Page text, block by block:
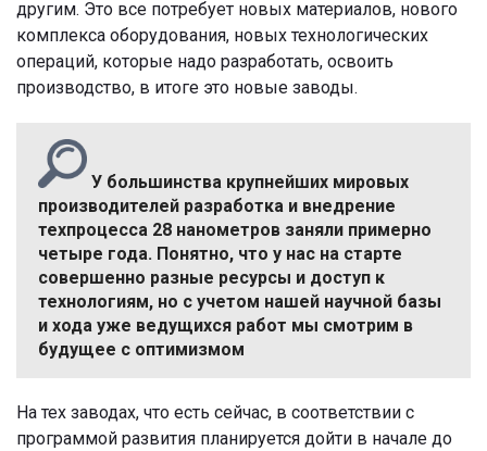
другим. Это все потребует новых материалов, нового
комплекса оборудования, новых технологических
операций, которые надо разработать, освоить
производство, в итоге это новые заводы.
У большинства крупнейших мировых
производителей разработка и внедрение
техпроцесса 28 нанометров заняли примерно
четыре года. Понятно, что у нас на старте
совершенно разные ресурсы и доступ к
технологиям, но с учетом нашей научной базы
и хода уже ведущихся работ мы смотрим в
будущее с оптимизмом
На тех заводах, что есть сейчас, в соответствии с
программой развития планируется дойти в начале до